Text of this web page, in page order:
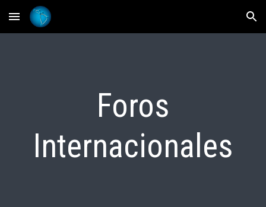
Skip to main content Skip to navigation
Foros
Internacionales